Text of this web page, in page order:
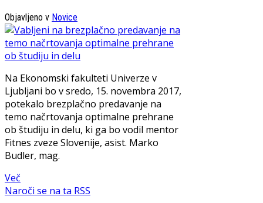
Objavljeno v Novice
Na Ekonomski fakulteti Univerze v
Ljubljani bo v sredo, 15. novembra 2017,
potekalo brezplačno predavanje na
temo načrtovanja optimalne prehrane
ob študiju in delu, ki ga bo vodil mentor
Fitnes zveze Slovenije, asist. Marko
Budler, mag.
Več
Naroči se na ta RSS